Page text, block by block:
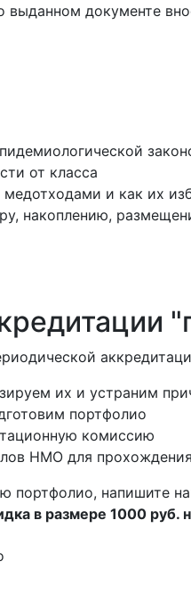
документе
от класса
и как их
накоплению,
их и устраним
портфолио
комиссию
НМО для
портфолио, напишите
в размере 1000 руб.